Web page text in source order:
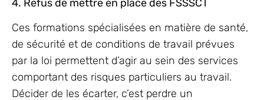
4. Refus de mettre en place des FSSSCT
Ces formations spécialisées en matière de santé,
de sécurité et de conditions de travail prévues
par la loi permettent d’agir au sein des services
comportant des risques particuliers au travail.
Décider de les écarter, c’est perdre un